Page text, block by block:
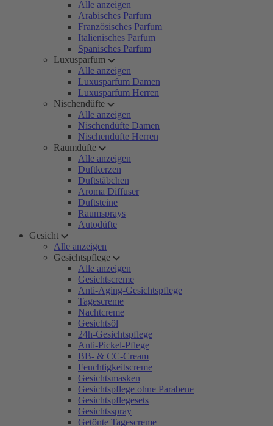
Alle anzeigen
Arabisches Parfum
Französisches Parfum
Italienisches Parfum
Spanisches Parfum
Luxusparfum
Alle anzeigen
Luxusparfum Damen
Luxusparfum Herren
Nischendüfte
Alle anzeigen
Nischendüfte Damen
Nischendüfte Herren
Raumdüfte
Alle anzeigen
Duftkerzen
Duftstäbchen
Aroma Diffuser
Duftsteine
Raumsprays
Autodüfte
Gesicht
Alle anzeigen
Gesichtspflege
Alle anzeigen
Gesichtscreme
Anti-Aging-Gesichtspflege
Tagescreme
Nachtcreme
Gesichtsöl
24h-Gesichtspflege
Anti-Pickel-Pflege
BB- & CC-Cream
Feuchtigkeitscreme
Gesichtsmasken
Gesichtspflege ohne Parabene
Gesichtspflegesets
Gesichtsspray
Getönte Tagescreme